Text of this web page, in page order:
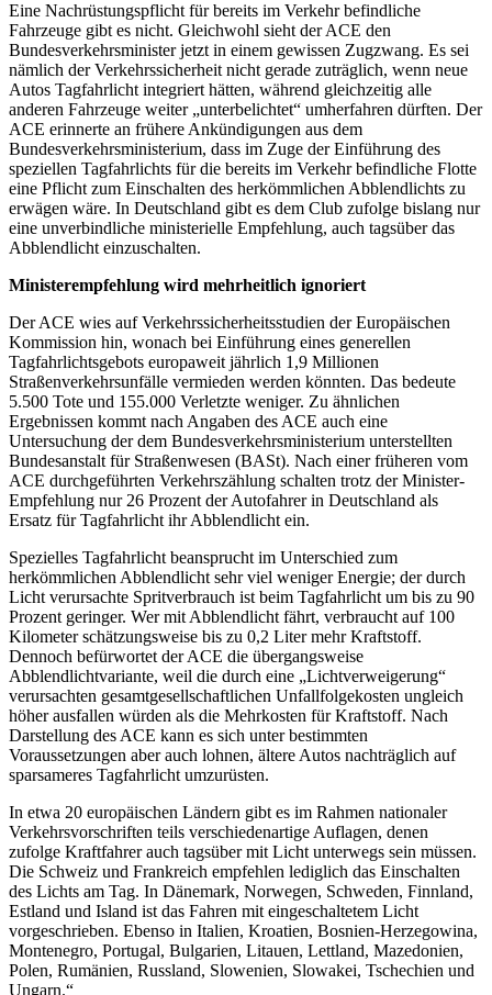
Eine Nachrüstungspflicht für bereits im Verkehr befindliche
Fahrzeuge gibt es nicht. Gleichwohl sieht der ACE den
Bundesverkehrsminister jetzt in einem gewissen Zugzwang. Es sei
nämlich der Verkehrssicherheit nicht gerade zuträglich, wenn neue
Autos Tagfahrlicht integriert hätten, während gleichzeitig alle
anderen Fahrzeuge weiter „unterbelichtet“ umherfahren dürften. Der
ACE erinnerte an frühere Ankündigungen aus dem
Bundesverkehrsministerium, dass im Zuge der Einführung des
speziellen Tagfahrlichts für die bereits im Verkehr befindliche Flotte
eine Pflicht zum Einschalten des herkömmlichen Abblendlichts zu
erwägen wäre. In Deutschland gibt es dem Club zufolge bislang nur
eine unverbindliche ministerielle Empfehlung, auch tagsüber das
Abblendlicht einzuschalten.
Ministerempfehlung wird mehrheitlich ignoriert
Der ACE wies auf Verkehrssicherheitsstudien der Europäischen
Kommission hin, wonach bei Einführung eines generellen
Tagfahrlichtsgebots europaweit jährlich 1,9 Millionen
Straßenverkehrsunfälle vermieden werden könnten. Das bedeute
5.500 Tote und 155.000 Verletzte weniger. Zu ähnlichen
Ergebnissen kommt nach Angaben des ACE auch eine
Untersuchung der dem Bundesverkehrsministerium unterstellten
Bundesanstalt für Straßenwesen (BASt). Nach einer früheren vom
ACE durchgeführten Verkehrszählung schalten trotz der Minister-
Empfehlung nur 26 Prozent der Autofahrer in Deutschland als
Ersatz für Tagfahrlicht ihr Abblendlicht ein.
Spezielles Tagfahrlicht beansprucht im Unterschied zum
herkömmlichen Abblendlicht sehr viel weniger Energie; der durch
Licht verursachte Spritverbrauch ist beim Tagfahrlicht um bis zu 90
Prozent geringer. Wer mit Abblendlicht fährt, verbraucht auf 100
Kilometer schätzungsweise bis zu 0,2 Liter mehr Kraftstoff.
Dennoch befürwortet der ACE die übergangsweise
Abblendlichtvariante, weil die durch eine „Lichtverweigerung“
verursachten gesamtgesellschaftlichen Unfallfolgekosten ungleich
höher ausfallen würden als die Mehrkosten für Kraftstoff. Nach
Darstellung des ACE kann es sich unter bestimmten
Voraussetzungen aber auch lohnen, ältere Autos nachträglich auf
sparsameres Tagfahrlicht umzurüsten.
In etwa 20 europäischen Ländern gibt es im Rahmen nationaler
Verkehrsvorschriften teils verschiedenartige Auflagen, denen
zufolge Kraftfahrer auch tagsüber mit Licht unterwegs sein müssen.
Die Schweiz und Frankreich empfehlen lediglich das Einschalten
des Lichts am Tag. In Dänemark, Norwegen, Schweden, Finnland,
Estland und Island ist das Fahren mit eingeschaltetem Licht
vorgeschrieben. Ebenso in Italien, Kroatien, Bosnien-Herzegowina,
Montenegro, Portugal, Bulgarien, Litauen, Lettland, Mazedonien,
Polen, Rumänien, Russland, Slowenien, Slowakei, Tschechien und
Ungarn.“